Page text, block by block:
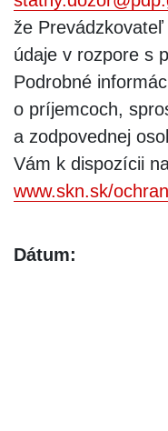
že
údaje v rozpore s
Podrobné
o príjemcoch,
a zodpovednej
Vám k dispozícii
www.skn.sk/